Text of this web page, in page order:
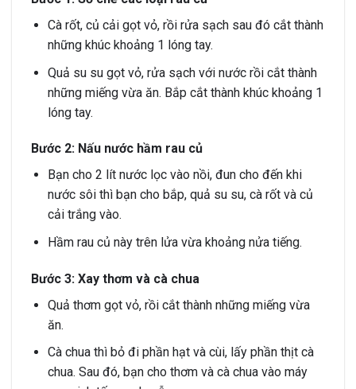
Cà rốt, củ cải gọt vỏ, rồi rửa sạch sau đó cắt thành
những khúc khoảng 1 lóng tay.
Quả su su gọt vỏ, rửa sạch với nước rồi cắt thành
những miếng vừa ăn. Bắp cắt thành khúc khoảng 1
lóng tay.
Bước 2: Nấu nước hầm rau củ
Bạn cho 2 lít nước lọc vào nồi, đun cho đến khi
nước sôi thì bạn cho bắp, quả su su, cà rốt và củ
cải trắng vào.
Hầm rau củ này trên lửa vừa khoảng nửa tiếng.
Bước 3: Xay thơm và cà chua
Quả thơm gọt vỏ, rồi cắt thành những miếng vừa
ăn.
Cà chua thì bỏ đi phần hạt và cùi, lấy phần thịt cà
chua. Sau đó, bạn cho thơm và cà chua vào máy